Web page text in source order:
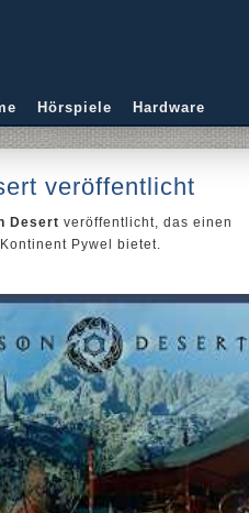
Hörspiele Hardware
veröffentlicht
Desert veröffentlicht, das einen
Pywel bietet.